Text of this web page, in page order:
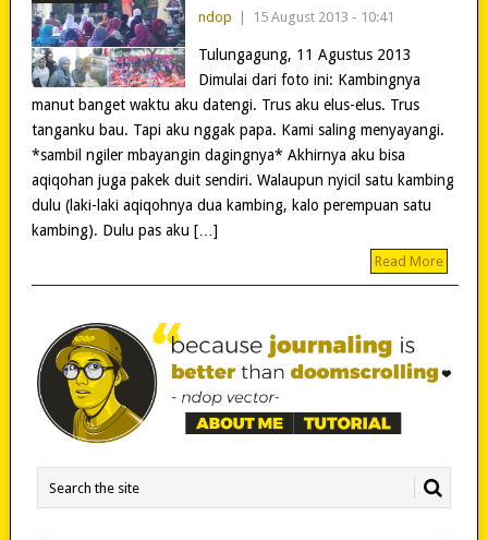
ndop 15 August 2013 - 10:41
Tulungagung, 11 Agustus 2013
Dimulai dari foto ini: Kambingnya
manut banget waktu aku datengi. Trus aku elus-elus. Trus
tanganku bau. Tapi aku nggak papa. Kami saling menyayangi.
*sambil ngiler mbayangin dagingnya* Akhirnya aku bisa
aqiqohan juga pakek duit sendiri. Walaupun nyicil satu kambing
dulu (laki-laki aqiqohnya dua kambing, kalo perempuan satu
kambing). Dulu pas aku […]
Read More